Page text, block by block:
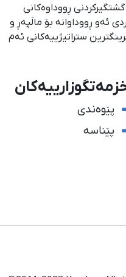
ڕووداوەكانی
ئەو ڕووداوانە بۆ ماڵپەڕ و
ستراتیژییەكانی ئەم
پێوەندی
پێناسە